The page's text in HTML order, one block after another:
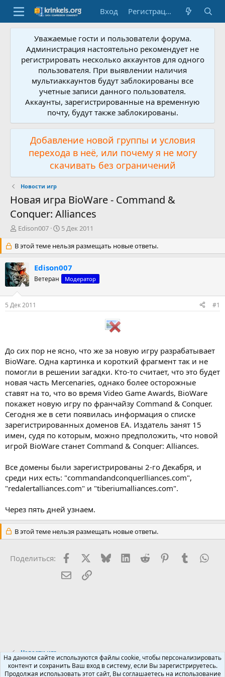
Вход Регистрация
Уважаемые гости и пользователи форума.
Администрация настоятельно рекомендует не
регистрировать несколько аккаунтов для одного
пользователя. При выявлении наличия
мультиаккаунтов будут заблокированы все
учетные записи данного пользователя.
Аккаунты, зарегистрированные на временную
почту, будут также заблокированы.
Добавление новой группы и условия
перехода в неё, или почему я не могу
скачивать без ограничений
Новости игр
Новая игра BioWare - Command &
Conquer: Alliances
А
т
о
р
т
е
м
Edison007
Д
т
а
н
а
ч
а
5 Дек 2011
В этой теме нельзя размещать новые ответы.
Edison007
Ветеран Модератор
5 Дек 2011 #1
До сих пор не ясно, что же за новую игру разрабатывает
BioWare. Одна картинка и короткий фрагмент так и не
помогли в решении загадки. Кто-то считает, что это будет
новая часть Mercenaries, однако более осторожные
ставят на то, что во время Video Game Awards, BioWare
покажет новую игру по франчайзу Command & Conquer.
Сегодня же в сети появилась информация о списке
зарегистрированных доменов EA. Издатель занят 15
имен, судя по которым, можно предположить, что новой
игрой BioWare станет Command & Conquer: Alliances.
Все домены были зарегистрированы 2-го Декабря, и
среди них есть: "commandandconquerlliances.com",
"redalertalliances.com" и "tiberiumalliances.com".
Через пять дней узнаем.
В этой теме нельзя размещать новые ответы.
Поделиться: FacebookX (Twitter)
BlueskyLinkedInReddit PinterestTumblr
Электронная почта
Ссылка
Новости игр
Russian (RU)
На данном сайте используются файлы cookie, чтобы персонализировать
контент и сохранить Ваш вход в систему, если Вы зарегистрируетесь.
Продолжая использовать этот сайт, Вы соглашаетесь на использование